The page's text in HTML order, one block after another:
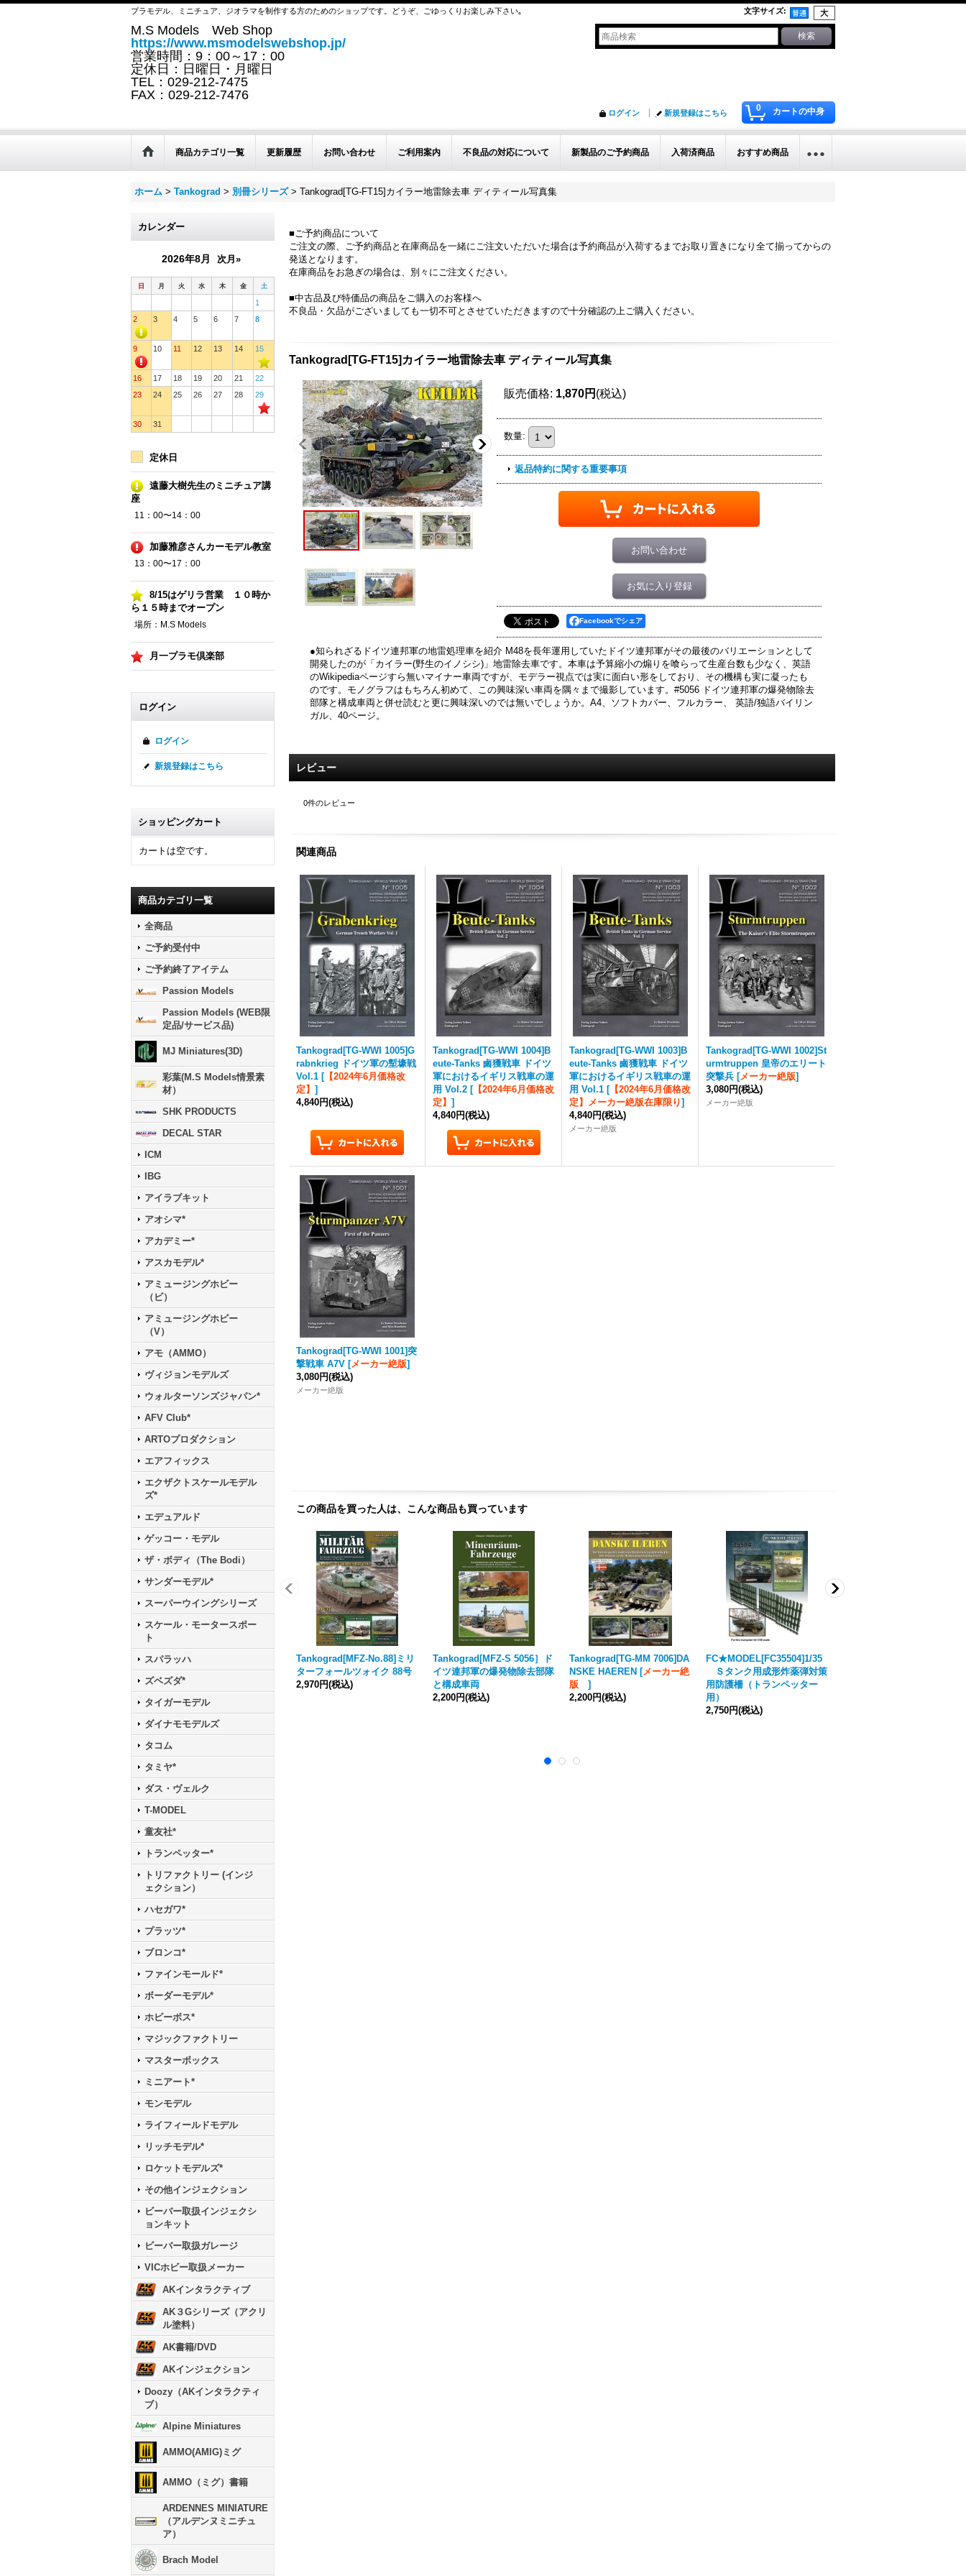
プラモデル、ミニチュア、ジオラマを制作する方のためのショップです。どうぞ、ごゆっくりお楽しみ下さい｡ 文字サイズ:
M.S Models Web Shop
https://www.msmodelswebshop.jp/
営業時間：9：00～17：00
定休日：日曜日・月曜日
TEL：029-212-7475
FAX：029-212-7476
0 カートの中身
ログイン 新規登録はこちら
商品カテゴリ一覧 更新履歴 お問い合わせ ご利用案内 不良品の対応について 新製品のご予約商品 入荷済商品 おすすめ商品
ホーム > Tankograd > 別冊シリーズ > Tankograd[TG-FT15]カイラー地雷除去車 ディティール写真集
カレンダー
2026年8月 次月»
日 月 火 水 木 金 土
1
2
3 4 5 6 7 8
9 10 11 12 13 14 15
16 17 18 19 20 21
22
23
24 25 26 27 28 29
30 31
定休日
遠藤大樹先生のミニチュア講
座
11：00〜14：00
加藤雅彦さんカーモデル教室
13：00〜17：00
8/15はゲリラ営業 １０時か
ら１５時までオープン
場所：M.S Models
月一プラモ倶楽部
ログイン
ログイン
新規登録はこちら
ショッピングカート
カートは空です。
商品カテゴリ一覧
全商品
ご予約受付中
ご予約終了アイテム
Passion Models
Passion Models (WEB限
定品/サービス品)
MJ Miniatures(3D)
彩葉(M.S Models情景素
材）
SHK PRODUCTS
DECAL STAR
ICM
IBG
アイラブキット
アオシマ*
アカデミー*
アスカモデル*
アミュージングホビー
（ビ）
アミュージングホビー
（V）
アモ（AMMO）
ヴィジョンモデルズ
ウォルターソンズジャパン*
AFV Club*
ARTOプロダクション
エアフィックス
エクザクトスケールモデル
ズ*
エデュアルド
ゲッコー・モデル
ザ・ボディ（The Bodi）
サンダーモデル*
スーパーウイングシリーズ
スケール・モータースポー
ト
スパラッハ
ズベズダ*
タイガーモデル
ダイナモモデルズ
タコム
タミヤ*
ダス・ヴェルク
T-MODEL
童友社*
トランペッター*
トリファクトリー (インジ
ェクション）
ハセガワ*
プラッツ*
ブロンコ*
ファインモールド*
ボーダーモデル*
ホビーボス*
マジックファクトリー
マスターボックス
ミニアート*
モンモデル
ライフィールドモデル
リッチモデル*
ロケットモデルズ*
その他インジェクション
ビーバー取扱インジェクシ
ョンキット
ビーバー取扱ガレージ
VICホビー取扱メーカー
AKインタラクティブ
AK３Gシリーズ（アクリ
ル塗料）
AK書籍/DVD
AKインジェクション
Doozy（AKインタラクティ
ブ）
Alpine Miniatures
AMMO(AMIG)ミグ
AMMO（ミグ）書籍
ARDENNES MINIATURE
（アルデンヌミニチュ
ア）
Brach Model
■ご予約商品について
ご注文の際、ご予約商品と在庫商品を一緒にご注文いただいた場合は予約商品が入荷するまでお取り置きになり全て揃ってからの
発送となります。
在庫商品をお急ぎの場合は、別々にご注文ください。
■中古品及び特価品の商品をご購入のお客様へ
不良品・欠品がございましても一切不可とさせていただきますので十分確認の上ご購入ください。
Tankograd[TG-FT15]カイラー地雷除去車 ディティール写真集
販売価格: 1,870円 (税込)
数量:
返品特約に関する重要事項
お問い合わせ
お気に入り登録
Facebookでシェア
●知られざるドイツ連邦軍の地雷処理車を紹介 M48を長年運用していたドイツ連邦軍がその最後のバリエーションとして
開発したのが「カイラー(野生のイノシシ)」地雷除去車です。本車は予算縮小の煽りを喰らって生産台数も少なく、英語
のWikipediaページすら無いマイナー車両ですが、モデラー視点では実に面白い形をしており、その機構も実に凝ったも
のです。モノグラフはもちろん初めて、この興味深い車両を隅々まで撮影しています。#5056 ドイツ連邦軍の爆発物除去
部隊と構成車両と併せ読むと更に興味深いのでは無いでしょうか。A4、ソフトカバー、フルカラー、 英語/独語バイリン
ガル、40ページ。
レビュー
0件のレビュー
関連商品
Tankograd[TG-WWI 1005]G
rabnkrieg ドイツ軍の塹壕戦
Vol.1 [【2024年6月価格改
定】 ]
4,840円(税込)
Tankograd[TG-WWI 1004]B
eute-Tanks 鹵獲戦車 ドイツ
軍におけるイギリス戦車の運
用 Vol.2 [【2024年6月価格改
定】 ]
4,840円(税込)
Tankograd[TG-WWI 1003]B
eute-Tanks 鹵獲戦車 ドイツ
軍におけるイギリス戦車の運
用 Vol.1 [【2024年6月価格改
定】メーカー絶版在庫限り]
4,840円(税込)
メーカー絶版
Tankograd[TG-WWI 1002]St
urmtruppen 皇帝のエリート
突撃兵 [メーカー絶版]
3,080円(税込)
メーカー絶版
Tankograd[TG-WWI 1001]突
撃戦車 A7V [メーカー絶版]
3,080円(税込)
メーカー絶版
この商品を買った人は、こんな商品も買っています
Tankograd[MFZ-No.88]ミリ
ターフォールツォイク 88号
2,970円(税込)
Tankograd[MFZ-S 5056］ド
イツ連邦軍の爆発物除去部隊
と構成車両
2,200円(税込)
Tankograd[TG-MM 7006]DA
NSKE HAEREN [メーカー絶
版 ]
2,200円(税込)
FC★MODEL[FC35504]1/35
Ｓタンク用成形炸薬弾対策
用防護柵（トランペッター
用）
2,750円(税込)